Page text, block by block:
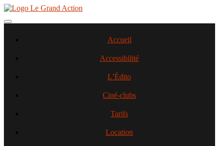
Aller
contenu
Toggle navigation
Accueil
Accessibilité
L’Édito
Ciné-clubs
Tarifs
Location